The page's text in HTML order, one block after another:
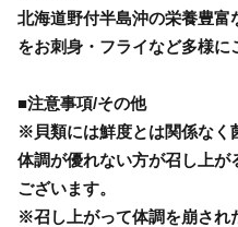
北海道野付半島沖の栄養豊富
をお刺身・フライなど多様に
■注意事項/その他
※貝類には鮮度とは関係なく
体調が優れない方が召し上
ございます。
※召し上がって体調を崩され